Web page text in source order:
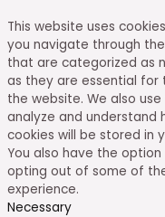
This website uses
you navigate through
that are categorized as
as they are essential for
the website. We also
analyze and understand
cookies will be stored in
You also have the
opting out of some of
experience.
Necessary